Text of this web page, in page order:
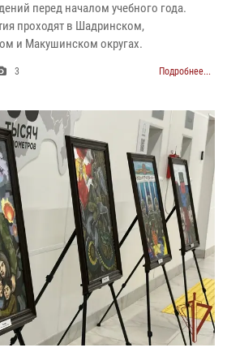
перед началом учебного года.
проходят в Шадринском,
и Макушинском округах.
3 Подробнее...